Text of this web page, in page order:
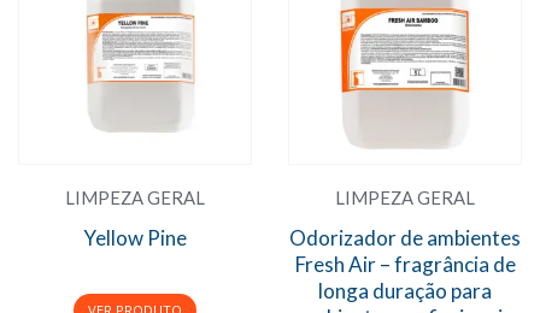
LIMPEZA GERAL
Yellow Pine
LIMPEZA GERAL
Odorizador de ambientes
Fresh Air – fragrância de
longa duração para